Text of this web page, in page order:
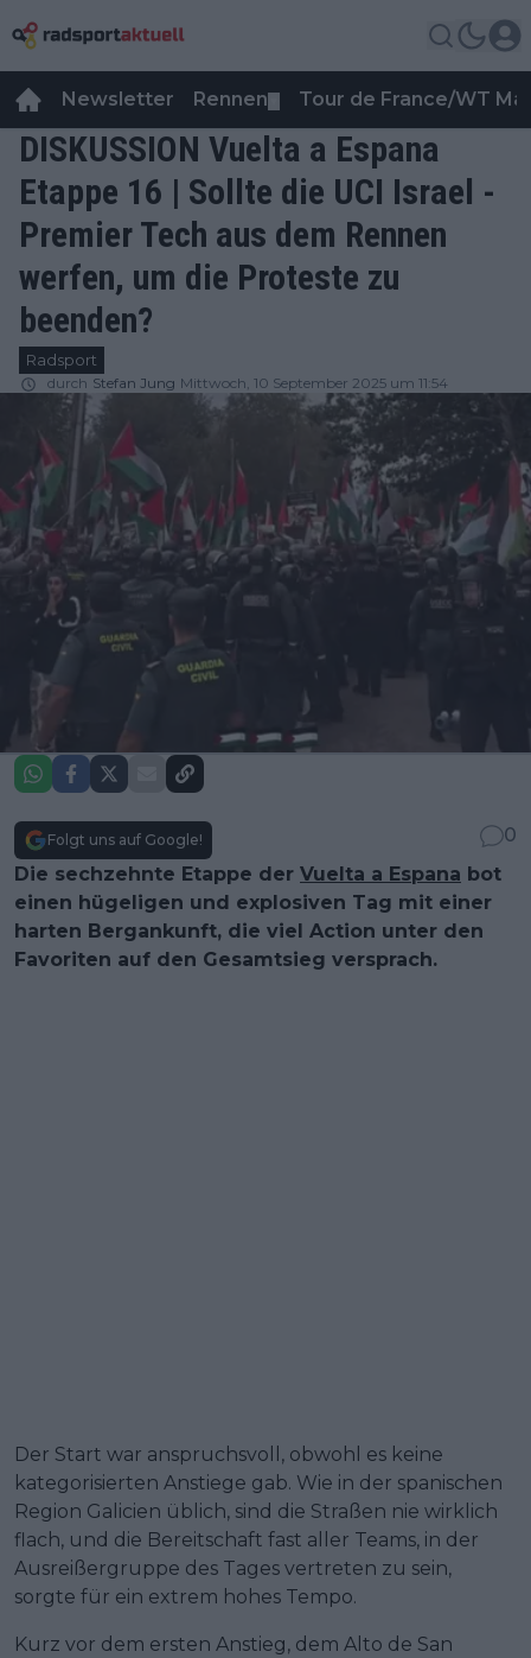
Newsletter Rennen Tour de France/WT
DISKUSSION Vuelta a Espana
Etappe 16 | Sollte die UCI Israel -
Premier Tech aus dem Rennen
werfen, um die Proteste zu
beenden?
Radsport
durch Stefan Jung Mittwoch, 10 September 2025 um 11:54
Folgt uns auf Google!
0
Die sechzehnte Etappe der Vuelta a Espana bot
einen hügeligen und explosiven Tag mit einer
harten Bergankunft, die viel Action unter den
Favoriten auf den Gesamtsieg versprach.
Der Start war anspruchsvoll, obwohl es keine
kategorisierten Anstiege gab. Wie in der spanischen
Region Galicien üblich, sind die Straßen nie wirklich
flach, und die Bereitschaft fast aller Teams, in der
Ausreißergruppe des Tages vertreten zu sein,
sorgte für ein extrem hohes Tempo.
Kurz vor dem ersten Anstieg, dem Alto de San